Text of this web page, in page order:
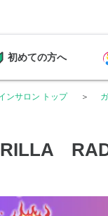
初めての方へ
ンサロン トップ